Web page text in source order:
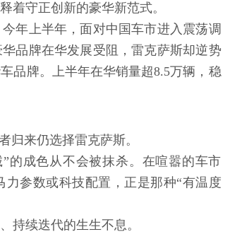
着守正创新的豪华新范式。
年上半年，面对中国车市进入震荡调
品牌在华发展受阻，雷克萨斯却逆势
品牌。上半年在华销量超8.5万辆，稳
归来仍选择雷克萨斯。
的成色从不会被抹杀。在喧嚣的车市
参数或科技配置，正是那种“有温度
持续迭代的生生不息。